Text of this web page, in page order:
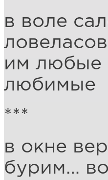
в воле
им любые
любимые
***
в окне
бурим…